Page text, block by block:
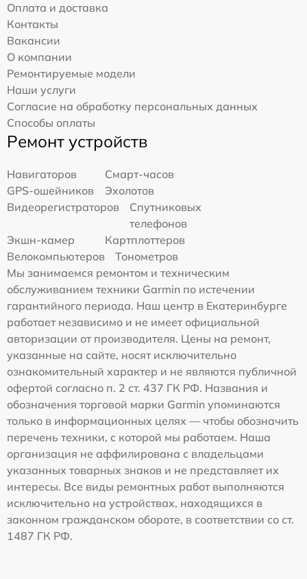
Оплата и доставка
Контакты
Вакансии
О компании
Ремонтируемые модели
Наши услуги
Согласие на обработку персональных данных
Способы оплаты
Ремонт устройств
Навигаторов
Смарт-часов
GPS-ошейников
Эхолотов
Видеорегистраторов
Спутниковых
телефонов
Экшн-камер
Картплоттеров
Велокомпьютеров
Тонометров
Мы занимаемся ремонтом и техническим
обслуживанием техники Garmin по истечении
гарантийного периода. Наш центр в Екатеринбурге
работает независимо и не имеет официальной
авторизации от производителя. Цены на ремонт,
указанные на сайте, носят исключительно
ознакомительный характер и не являются публичной
офертой согласно п. 2 ст. 437 ГК РФ. Названия и
обозначения торговой марки Garmin упоминаются
только в информационных целях — чтобы обозначить
перечень техники, с которой мы работаем. Наша
организация не аффилирована с владельцами
указанных товарных знаков и не представляет их
интересы. Все виды ремонтных работ выполняются
исключительно на устройствах, находящихся в
законном гражданском обороте, в соответствии со ст.
1487 ГК РФ.